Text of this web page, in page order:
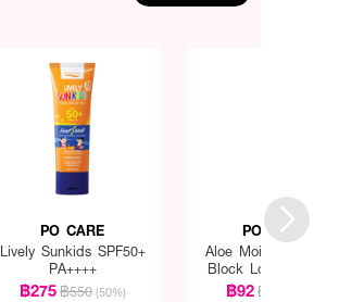
PO CARE
Lively Sunkids SPF50+
PA++++
฿275฿550 (50%)
PO CARE
Aloe Moisturizing
Block Lotion
PA++++
฿92฿185